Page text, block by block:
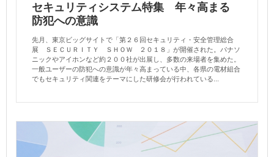
セキュリティシステム特集 年々高まる
防犯への意識
先月、東京ビッグサイトで「第２６回セキュリティ・安全管理総合
展 ＳＥＣＵＲＩＴＹ ＳＨＯＷ ２０１８」が開催された。パナソ
ニックやアイホンなど約２００社が出展し、多数の来場者を集めた。
一般ユーザーの防犯への意識が年々高まっている中、各県の電材組合
でもセキュリティ関連をテーマにした研修会が行われている...